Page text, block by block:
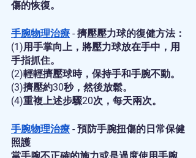
傷的恢復。
手腕物理治療 - 擠壓壓力球的復健方法：
(1)用手掌向上，將壓力球放在手中，用
手指抓住。
(2)輕輕擠壓球時，保持手和手腕不動。
(3)擠壓約30秒，然後放鬆。
(4)重複上述步驟20次，每天兩次。
手腕物理治療 - 預防手腕扭傷的日常保健
照護